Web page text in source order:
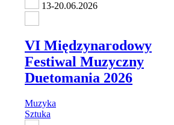
13-20.06.2026
VI Międzynarodowy
Festiwal Muzyczny
Duetomania 2026
Muzyka
Sztuka